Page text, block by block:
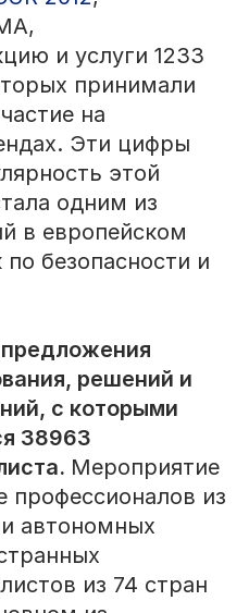
и услуги 1233
принимали
на
Эти цифры
этой
одним из
в европейском
безопасности и
предложения
решений и
с которыми
38963
Мероприятие
профессионалов из
автономных
из 74 стран